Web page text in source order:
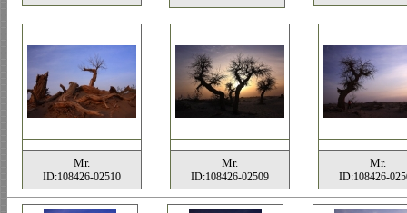
Mr.
ID:108426-02510
Mr.
ID:108426-02509
Mr.
ID:108426-